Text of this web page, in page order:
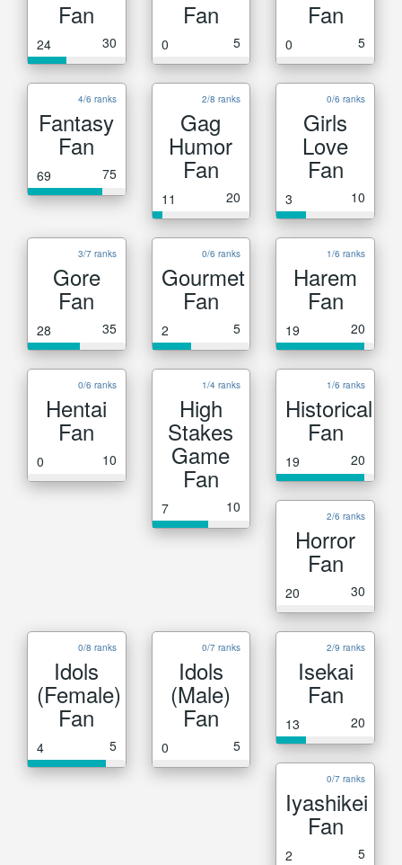
Fan
24 30
Fan
0 5
Fan
0 5
4/6 ranks
Fantasy
Fan
69 75
2/8 ranks
Gag
Humor
Fan
11 20
0/6 ranks
Girls
Love
Fan
3 10
3/7 ranks
Gore
Fan
28 35
0/6 ranks
Gourmet
Fan
2 5
1/6 ranks
Harem
Fan
19 20
0/6 ranks
Hentai
Fan
0 10
1/4 ranks
High
Stakes
Game
Fan
7 10
1/6 ranks
Historical
Fan
19 20
2/6 ranks
Horror
Fan
20 30
0/8 ranks
Idols
(Female)
Fan
4 5
0/7 ranks
Idols
(Male)
Fan
0 5
2/9 ranks
Isekai
Fan
13 20
0/7 ranks
Iyashikei
Fan
2 5